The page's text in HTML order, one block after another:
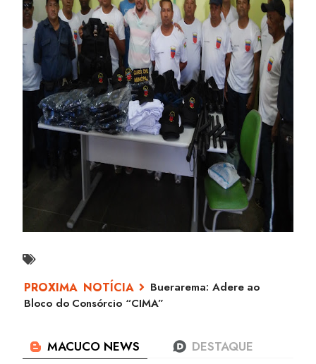
Buerarema: Adere ao
Bloco do Consórcio “CIMA”